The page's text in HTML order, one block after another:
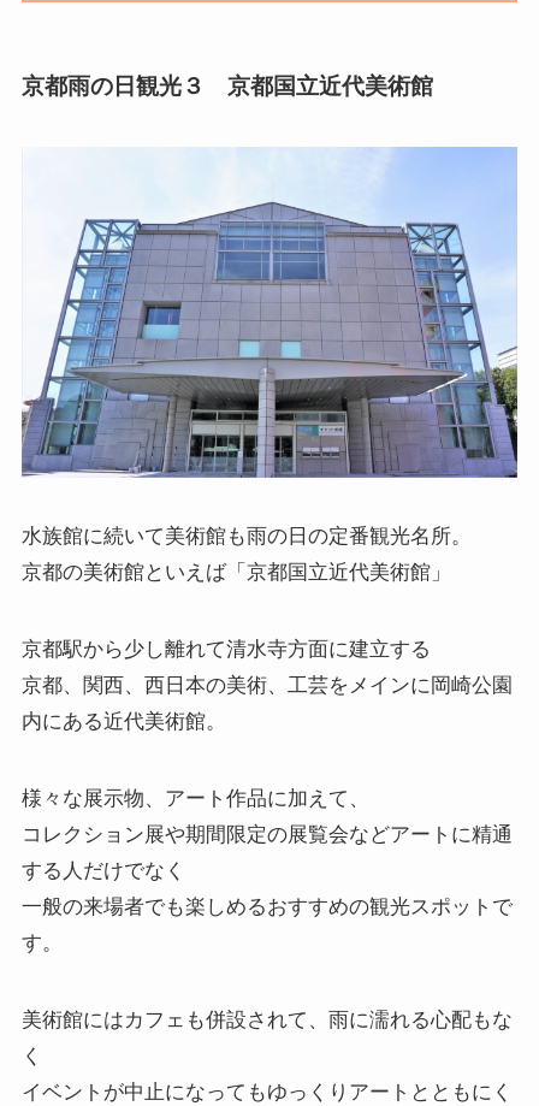
京都雨の日観光３ 京都国立近代美術館
水族館に続いて美術館も雨の日の定番観光名所。
京都の美術館といえば「 京都国立近代美術館」
京都駅から少し離れて清水寺方面に建立する
京都、関西、西日本の美術、工芸をメインに岡崎公園
内にある近代美術館。
様々な展示物、アート作品に加えて、
コレクション展や期間限定の展覧会などアートに精通
する人だけでなく
一般の来場者でも楽しめるおすすめの観光スポットで
す。
美術館にはカフェも併設されて、雨に濡れる心配もな
く
イベントが中止になってもゆっくりアートとともにく